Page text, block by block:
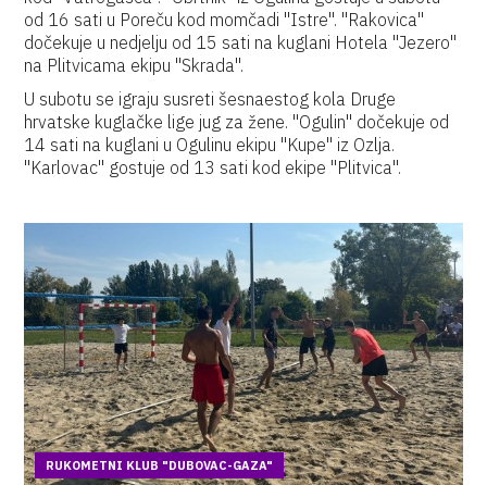
od 16 sati u Poreču kod momčadi "Istre". "Rakovica"
dočekuje u nedjelju od 15 sati na kuglani Hotela "Jezero"
na Plitvicama ekipu "Skrada".
U subotu se igraju susreti šesnaestog kola Druge
hrvatske kuglačke lige jug za žene. "Ogulin" dočekuje od
14 sati na kuglani u Ogulinu ekipu "Kupe" iz Ozlja.
"Karlovac" gostuje od 13 sati kod ekipe "Plitvica".
RUKOMETNI KLUB "DUBOVAC-GAZA"